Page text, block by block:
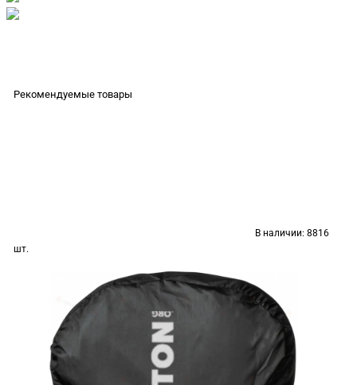
Рекомендуемые товары
В наличии: 8816
шт.